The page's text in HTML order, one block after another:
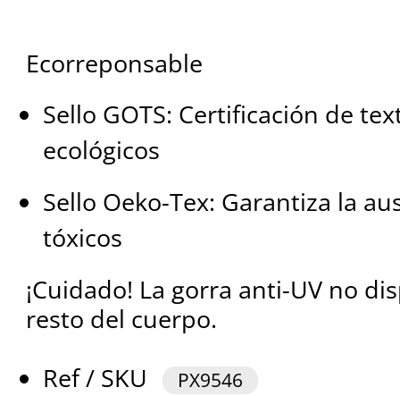
Ecorreponsable
Sello GOTS: Certificación de
ecológicos
Sello Oeko-Tex: Garantiza la
tóxicos
¡Cuidado! La gorra anti-UV no
resto del cuerpo.
Ref / SKU
PX9546